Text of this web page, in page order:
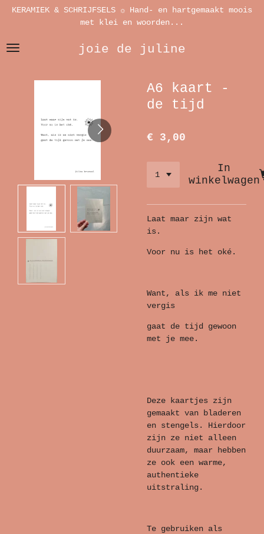
Ga
de
joie de juline
KERAMIEK & SCHRIJFSELS ☼ Hand- en hartgemaakt moois
met klei en woorden...
A6 kaart -
de tijd
€ 3,00
In
winkelwagen
Laat maar zijn wat
is.
Voor nu is het oké.
Want, als ik me niet
vergis
gaat de tijd gewoon
met je mee.
Deze kaartjes zijn
gemaakt van bladeren
en stengels. Hierdoor
zijn ze niet alleen
duurzaam, maar hebben
ze ook een warme,
authentieke
uitstraling.
Te gebruiken als